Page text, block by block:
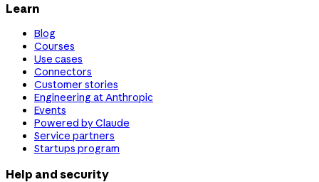
Learn
Blog
Courses
Use cases
Connectors
Customer stories
Engineering at Anthropic
Events
Powered by Claude
Service partners
Startups program
Help and security